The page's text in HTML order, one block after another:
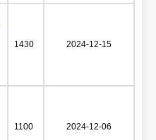
1430 2024-12-15
1100 2024-12-06